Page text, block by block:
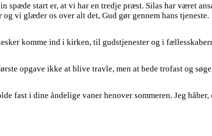
spæde start er, at vi har en tredje præst. Silas har været
vi glæder os over alt det, Gud gør gennem hans tjeneste.
komme ind i kirken, til gudstjenester og i
opgave ikke at blive travle, men at bede trofast og
fast i dine åndelige vaner henover sommeren. Jeg